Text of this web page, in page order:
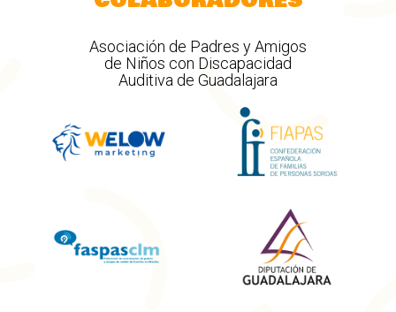
Asociación de Padres y Amigos
de Niños con Discapacidad
Auditiva de Guadalajara